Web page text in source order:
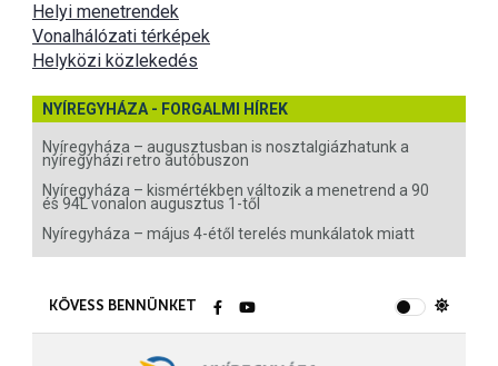
Helyi menetrendek
Vonalhálózati térképek
Helyközi közlekedés
NYÍREGYHÁZA - FORGALMI HÍREK
Nyíregyháza – augusztusban is nosztalgiázhatunk a
nyíregyházi retro autóbuszon
Nyíregyháza – kismértékben változik a menetrend a 90
és 94L vonalon augusztus 1-től
Nyíregyháza – május 4-étől terelés munkálatok miatt